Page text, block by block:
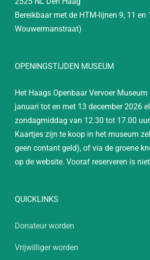
Bereikbaar met de HTM-lijnen 9, 11 en
Wouwermanstraat)
OPENINGSTIJDEN MUSEUM
Het Haags Openbaar Vervoer Museum
januari tot en met 13 december 2026
zondagmiddag van 12.30 tot 17.00
Kaartjes zijn te koop in het museum
geen contant geld), of via de groene
op de website. Vooraf reserveren is
QUICKLINKS
Donateur worden
Vrijwilliger worden